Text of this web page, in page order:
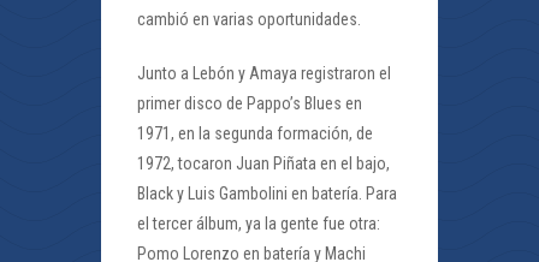
cambió en varias oportunidades.
Junto a Lebón y Amaya registraron el
primer disco de Pappo’s Blues en
1971, en la segunda formación, de
1972, tocaron Juan Piñata en el bajo,
Black y Luis Gambolini en batería. Para
el tercer álbum, ya la gente fue otra:
Pomo Lorenzo en batería y Machi